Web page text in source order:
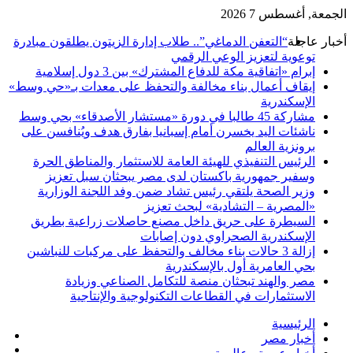
الجمعة, أغسطس 7 2026
أخبار عاجلة“التعفن الدماغي”.. طلاب إدارة الزيتون يطلقون مبادرة
توعوية لتعزيز الوعي الرقمي
إبرام «اتفاقية مكة للدفاع المشترك» بين 3 دول إسلامية
إيقاف أعمال بناء مخالفة والتحفظ على معدات بـ«حي وسط»
الإسكندرية
مشاركة 45 طالبا في دورة «مستشار الأصدقاء» بحي وسط
ناشئات اليد يخسرن أمام إسبانيا بفارق هدف ويُنافسن على
برونزية العالم
الرئيس التنفيذي للهيئة العامة للاستثمار والمناطق الحرة
وسفير جمهورية باكستان لدى مصر يبحثان سبل تعزيز
وزير الصحة يلتقي رئيس تشاد ضمن وفد اللجنة الوزارية
«المصرية – التشادية» لبحث تعزيز
السيطرة على حريق داخل مصنع حاصلات زراعية بطريق
الإسكندرية الصحراوي دون إصابات
إزالة 3 حالات بناء مخالف والتحفظ على مركبات للنباشين
بحي العامرية أول بالإسكندرية
مصر والهند تبحثان منصة للتكامل الصناعي وزيادة
الاستثمارات في القطاعات التكنولوجية والإنتاجية
الرئيسية
أخبار مصر